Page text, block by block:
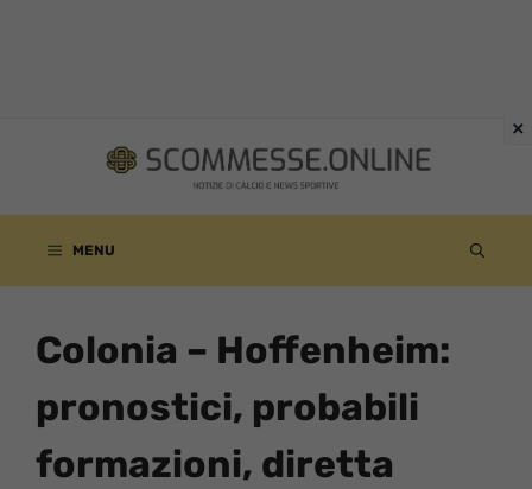
contenuto
MENU
Colonia – Hoffenheim:
pronostici, probabili
formazioni, diretta